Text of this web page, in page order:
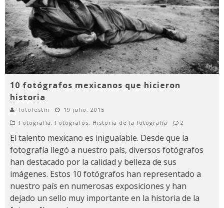
10 fotógrafos mexicanos que hicieron
historia
fotofestín
19 julio, 2015
Fotografía , Fotógrafos, Historia de la fotografía 2
El talento mexicano es inigualable. Desde que la
fotografía llegó a nuestro país, diversos fotógrafos
han destacado por la calidad y belleza de sus
imágenes. Estos 10 fotógrafos han representado a
nuestro país en numerosas exposiciones y han
dejado un sello muy importante en la historia de la